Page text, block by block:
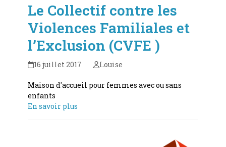
Le Collectif contre les
Violences Familiales et
l’Exclusion (CVFE )
16 juillet 2017 Louise
Maison d'accueil pour femmes avec ou sans
enfants
En savoir plus